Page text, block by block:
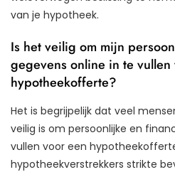
van je hypotheek.
Is het veilig om mijn
gegevens online in te vullen
hypotheekofferte?
Het is begrijpelijk dat veel
veilig is om persoonlijke en
vullen voor een
hypotheekverstrekkers strikte